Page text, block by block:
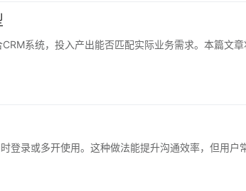
系统，投入产出能否匹配实际业务需求。本篇文
登录或多开使用。这种做法能提升沟通效率，但用